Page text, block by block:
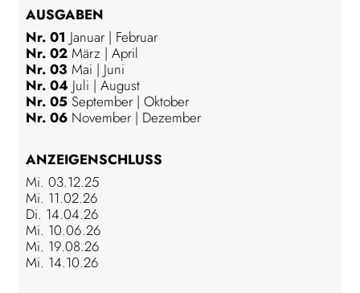
AUSGABEN
Nr. 01 Januar | Februar
Nr. 02 März | April
Nr. 03 Mai | Juni
Nr. 04 Juli | August
Nr. 05 September | Oktober
Nr. 06 November | Dezember
ANZEIGENSCHLUSS
Mi. 03.12.25
Mi. 11.02.26
Di. 14.04.26
Mi. 10.06.26
Mi. 19.08.26
Mi. 14.10.26